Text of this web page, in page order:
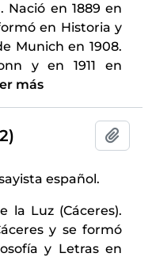
Nació en 1889 en
en Historia y
Munich en 1908.
y en 1911 en
más
español.
la Luz (Cáceres).
y se formó
y Letras en